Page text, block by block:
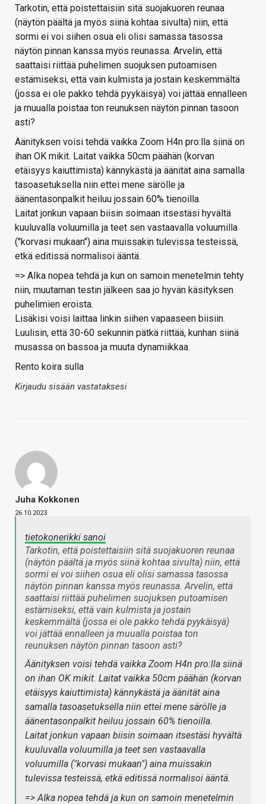
Tarkotin, että poistettaisiin sitä suojakuoren reunaa
(näytön päältä ja myös siinä kohtaa sivulta) niin, että
sormi ei voi siihen osua eli olisi samassa tasossa
näytön pinnan kanssa myös reunassa. Arvelin, että
saattaisi riittää puhelimen suojuksen putoamisen
estämiseksi, että vain kulmista ja jostain keskemmältä
(jossa ei ole pakko tehdä pyykäisyä) voi jättää ennalleen
ja muualla poistaa ton reunuksen näytön pinnan tasoon
asti?
Äänityksen voisi tehdä vaikka Zoom H4n pro:lla siinä on
ihan OK mikit. Laitat vaikka 50cm päähän (korvan
etäisyys kaiuttimista) kännykästä ja äänität aina samalla
tasoasetuksella niin ettei mene särölle ja
äänentasonpalkit heiluu jossain 60% tienoilla.
Laitat jonkun vapaan biisin soimaan itsestäsi hyvältä
kuuluvalla voluumilla ja teet sen vastaavalla voluumilla
("korvasi mukaan") aina muissakin tulevissa testeissä,
etkä editissä normalisoi ääntä.
=> AIka nopea tehdä ja kun on samoin menetelmin tehty
niin, muutaman testin jälkeen saa jo hyvän käsityksen
puhelimien eroista.
Lisäkisi voisi laittaa linkin siihen vapaaseen biisiin.
Luulisin, että 30-60 sekunnin pätkä riittää, kunhan siinä
musassa on bassoa ja muuta dynamiikkaa.
Rento koira sulla
Kirjaudu sisään vastataksesi
Juha Kokkonen
26.10.2023
tietokonerikki sanoi
Tarkotin, että poistettaisiin sitä suojakuoren reunaa
(näytön päältä ja myös siinä kohtaa sivulta) niin, että
sormi ei voi siihen osua eli olisi samassa tasossa
näytön pinnan kanssa myös reunassa. Arvelin, että
saattaisi riittää puhelimen suojuksen putoamisen
estämiseksi, että vain kulmista ja jostain
keskemmältä (jossa ei ole pakko tehdä pyykäisyä)
voi jättää ennalleen ja muualla poistaa ton
reunuksen näytön pinnan tasoon asti?
Äänityksen voisi tehdä vaikka Zoom H4n pro:lla siinä
on ihan OK mikit. Laitat vaikka 50cm päähän (korvan
etäisyys kaiuttimista) kännykästä ja äänität aina
samalla tasoasetuksella niin ettei mene särölle ja
äänentasonpalkit heiluu jossain 60% tienoilla.
Laitat jonkun vapaan biisin soimaan itsestäsi hyvältä
kuuluvalla voluumilla ja teet sen vastaavalla
voluumilla ("korvasi mukaan") aina muissakin
tulevissa testeissä, etkä editissä normalisoi ääntä.
=> AIka nopea tehdä ja kun on samoin menetelmin